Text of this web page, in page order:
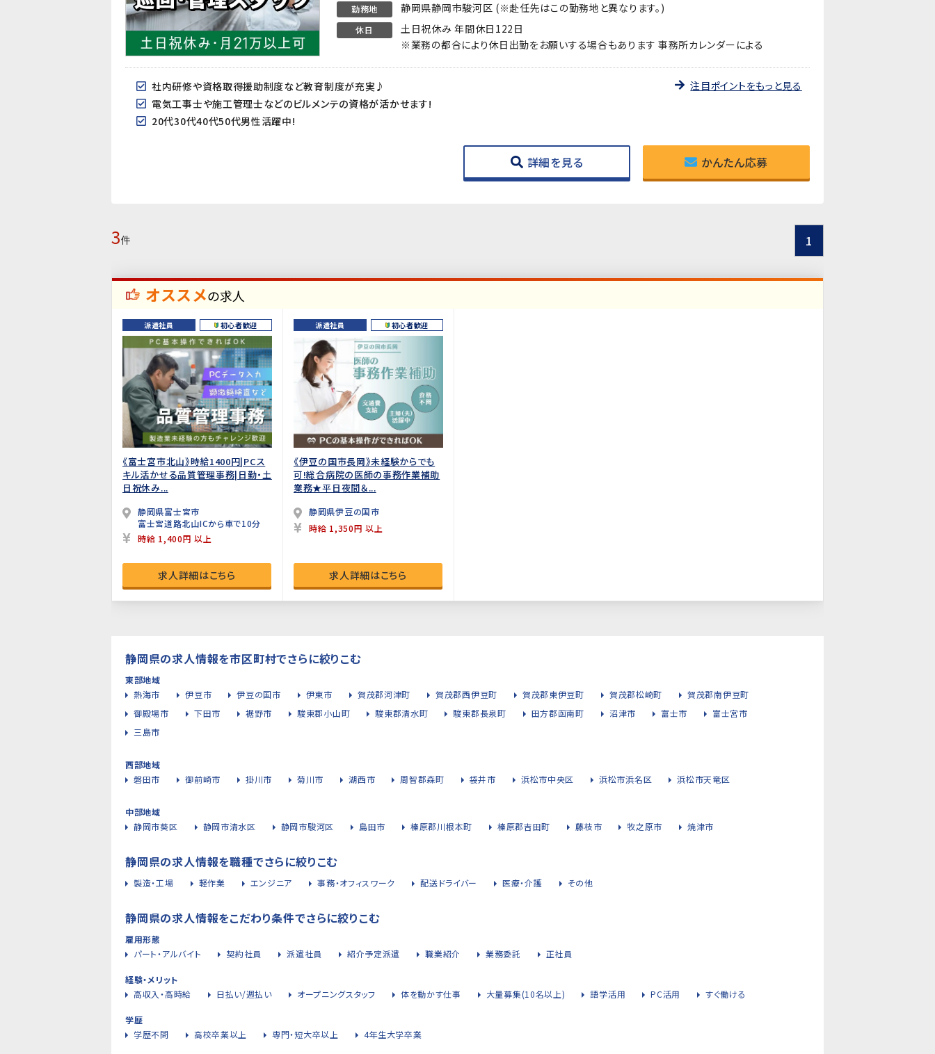
勤務地 静岡県静岡市駿河区 (※赴任先はこの勤務地と異なります。)
休日
土日祝休み 年間休日122日
※業務の都合により休日出勤をお願いする場合もあります 事務所カレンダーによる
社内研修や資格取得援助制度など教育制度が充実♪
電気工事士や施工管理士などのビルメンテの資格が活かせます!
20代30代40代50代男性活躍中!
注目ポイントをもっと見る
詳細を見る かんたん応募
3件 1
オススメの求人
派遣社員 初心者歓迎
《富士宮市北山》時給1400円|PCス
キル活かせる品質管理事務|日勤・土
日祝休み...
静岡県富士宮市
富士宮道路北山ICから車で10分
時給 1,400円 以上
求人詳細はこちら
派遣社員 初心者歓迎
《伊豆の国市長岡》未経験からでも
可!総合病院の医師の事務作業補助
業務★平日夜間＆...
静岡県伊豆の国市
時給 1,350円 以上
求人詳細はこちら
静岡県の求人情報を市区町村でさらに絞りこむ
東部地域
熱海市
伊豆市 伊豆の国市 伊東市 賀茂郡河津町 賀茂郡西伊豆町 賀茂郡東伊豆町 賀茂郡松崎町
賀茂郡南伊豆町
御殿場市
下田市 裾野市 駿東郡小山町 駿東郡清水町 駿東郡長泉町 田方郡函南町 沼津市 富士市
富士宮市
三島市
西部地域
磐田市
御前崎市 掛川市 菊川市 湖西市 周智郡森町 袋井市 浜松市中央区 浜松市浜名区 浜松市天竜区
中部地域
静岡市葵区
静岡市清水区 静岡市駿河区 島田市 榛原郡川根本町 榛原郡吉田町 藤枝市 牧之原市 焼津市
静岡県の求人情報を職種でさらに絞りこむ
製造・工場 軽作業 エンジニア 事務・オフィスワーク 配送ドライバー 医療・介護 その他
静岡県の求人情報をこだわり条件でさらに絞りこむ
雇用形態
パート・アルバイト
契約社員 派遣社員 紹介予定派遣 職業紹介 業務委託 正社員
経験・メリット
高収入・高時給
日払い/週払い オープニングスタッフ 体を動かす仕事 大量募集(10名以上) 語学活用 PC活用 すぐ働ける
学歴
学歴不問
高校卒業以上 専門・短大卒以上 4年生大学卒業